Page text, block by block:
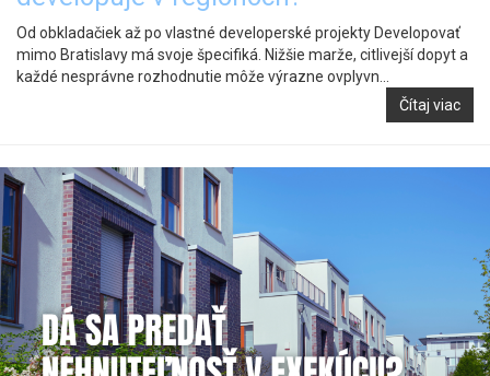
Od obkladačiek až po vlastné developerské projekty Developovať
mimo Bratislavy má svoje špecifiká. Nižšie marže, citlivejší dopyt a
každé nesprávne rozhodnutie môže výrazne ovplyvn...
Čítaj viac